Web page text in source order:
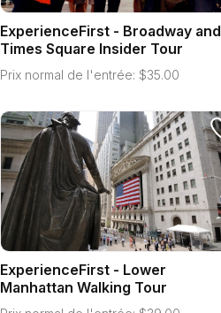
ExperienceFirst - Broadway and
Times Square Insider Tour
Prix normal de l'entrée: $35.00
ExperienceFirst - Lower
Manhattan Walking Tour